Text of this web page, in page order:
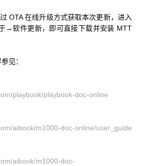
OTA 在线升级方式获取本次更新，进入
→软件更新，即可直接下载并安装 MTT
见：
playbook/playbook-doc-online
aibook/m1000-doc-online/user_guide
aibook/m1000-doc-